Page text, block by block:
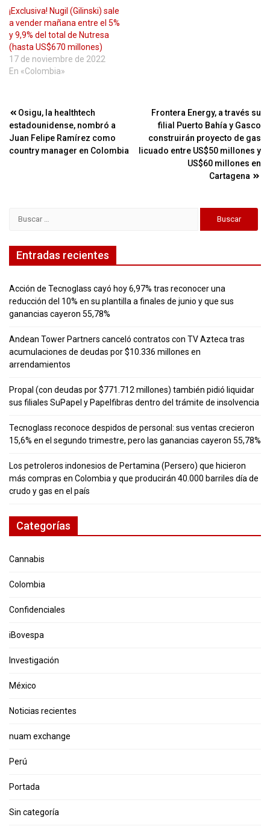
¡Exclusiva! Nugil (Gilinski) sale
a vender mañana entre el 5%
y 9,9% del total de Nutresa
(hasta US$670 millones)
17 de noviembre de 2022
En «Colombia»
Navegación
de
entradas
Osigu, la healthtech
estadounidense, nombró a
Juan Felipe Ramírez como
country manager en Colombia
Frontera Energy, a través su
filial Puerto Bahía y Gasco
construirán proyecto de gas
licuado entre US$50 millones y
US$60 millones en
Cartagena
Entradas recientes
Acción de Tecnoglass cayó hoy 6,97% tras reconocer una
reducción del 10% en su plantilla a finales de junio y que sus
ganancias cayeron 55,78%
Andean Tower Partners canceló contratos con TV Azteca tras
acumulaciones de deudas por $10.336 millones en
arrendamientos
Propal (con deudas por $771.712 millones) también pidió liquidar
sus filiales SuPapel y Papelfibras dentro del trámite de insolvencia
Tecnoglass reconoce despidos de personal: sus ventas crecieron
15,6% en el segundo trimestre, pero las ganancias cayeron 55,78%
Los petroleros indonesios de Pertamina (Persero) que hicieron
más compras en Colombia y que producirán 40.000 barriles día de
crudo y gas en el país
Categorías
Cannabis
Colombia
Confidenciales
iBovespa
Investigación
México
Noticias recientes
nuam exchange
Perú
Portada
Sin categoría